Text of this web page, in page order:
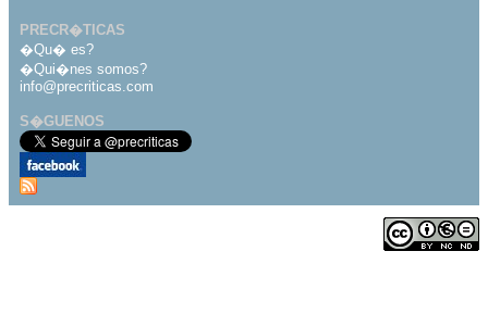
PRECR�TICAS
�Qu� es?
�Qui�nes somos?
info@precriticas.com
S�GUENOS